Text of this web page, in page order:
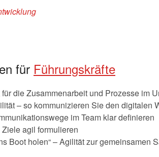
für Führungskräfte
die Zusammenarbeit und Prozesse im
– so kommunizieren Sie den digitalen
im Team klar definieren
agil formulieren
Boot holen“ – Agilität zur gemeinsamen